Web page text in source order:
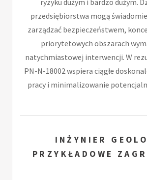
przedsiębiorstwa mogą
zarządzać bezpieczeństwem,
priorytetowych obszarach
natychmiastowej interwencji. W
PN-N-18002 wspiera ciągłe
pracy i minimalizowanie
INŻYNIER
PRZYKŁADOWE